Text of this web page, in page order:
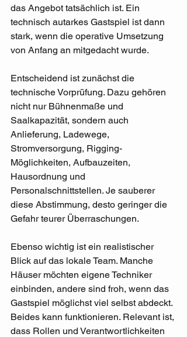
das Angebot tatsächlich ist. Ein
technisch autarkes Gastspiel ist dann
stark, wenn die operative Umsetzung
von Anfang an mitgedacht wurde.
Entscheidend ist zunächst die
technische Vorprüfung. Dazu gehören
nicht nur Bühnenmaße und
Saalkapazität, sondern auch
Anlieferung, Ladewege,
Stromversorgung, Rigging-
Möglichkeiten, Aufbauzeiten,
Hausordnung und
Personalschnittstellen. Je sauberer
diese Abstimmung, desto geringer die
Gefahr teurer Überraschungen.
Ebenso wichtig ist ein realistischer
Blick auf das lokale Team. Manche
Häuser möchten eigene Techniker
einbinden, andere sind froh, wenn das
Gastspiel möglichst viel selbst abdeckt.
Beides kann funktionieren. Relevant ist,
dass Rollen und Verantwortlichkeiten